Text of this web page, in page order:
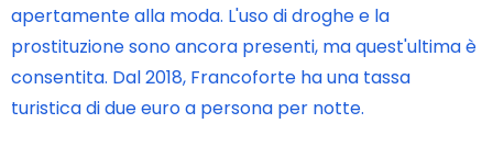
apertamente alla moda. L'uso di droghe e la
prostituzione sono ancora presenti, ma quest'ultima è
consentita. Dal 2018, Francoforte ha una tassa
turistica di due euro a persona per notte.